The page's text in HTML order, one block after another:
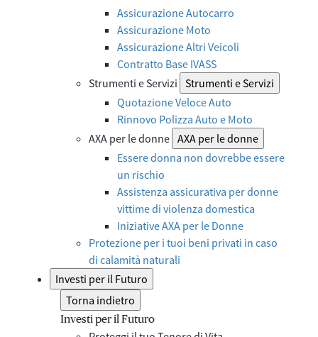
Assicurazione Autocarro
Assicurazione Moto
Assicurazione Altri Veicoli
Contratto Base IVASS
Strumenti e Servizi Strumenti e Servizi
Quotazione Veloce Auto
Rinnovo Polizza Auto e Moto
AXA per le donne AXA per le donne
Essere donna non dovrebbe essere
un rischio
Assistenza assicurativa per donne
vittime di violenza domestica
Iniziative AXA per le Donne
Protezione per i tuoi beni privati in caso
di calamità naturali
Investi per il Futuro
Torna indietro
Investi per il Futuro